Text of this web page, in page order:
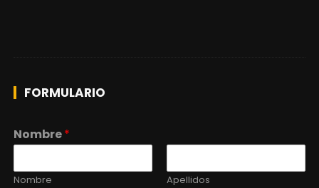
FORMULARIO
Nombre*
Nombre Apellidos